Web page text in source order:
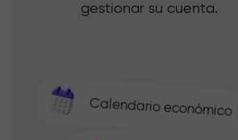
Calendario económico
gestionar su cuenta.